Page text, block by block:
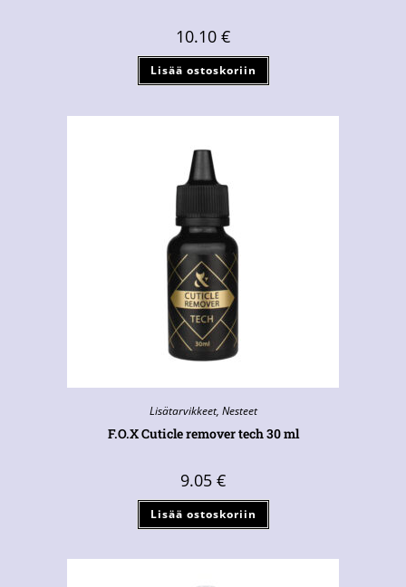
10.10 €
Lisää ostoskoriin
Lisätarvikkeet, Nesteet
F.O.X Cuticle remover tech 30 ml
9.05 €
Lisää ostoskoriin